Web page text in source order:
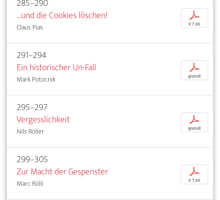
285–290
...und die Cookies löschen!
Claus Pias
p
€ 7,95
291–294
Ein historischer Un-Fall
Mark Potocnik
p
gratuit
295–297
Vergesslichkeit
Nils Röller
p
gratuit
299–305
Zur Macht der Gespenster
Marc Rölli
p
€ 7,95